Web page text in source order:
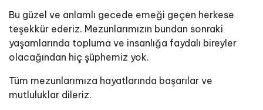
Bu güzel ve anlamlı gecede emeği geçen herkese
teşekkür ederiz. Mezunlarımızın bundan sonraki
yaşamlarında topluma ve insanlığa faydalı bireyler
olacağından hiç şüphemiz yok.
Tüm mezunlarımıza hayatlarında başarılar ve
mutluluklar dileriz.